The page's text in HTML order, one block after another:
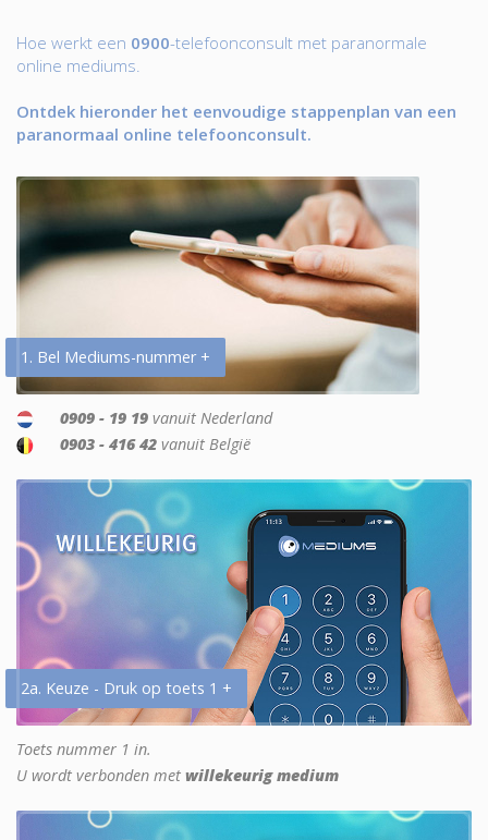
Hoe werkt een 0900-telefoonconsult met paranormale
online mediums.
Ontdek hieronder het eenvoudige stappenplan van een
paranormaal online telefoonconsult.
1. Bel Mediums-nummer +
0909 - 19 19 vanuit Nederland
0903 - 416 42 vanuit België
2a. Keuze - Druk op toets 1 +
Toets nummer 1 in.
U wordt verbonden met willekeurig medium